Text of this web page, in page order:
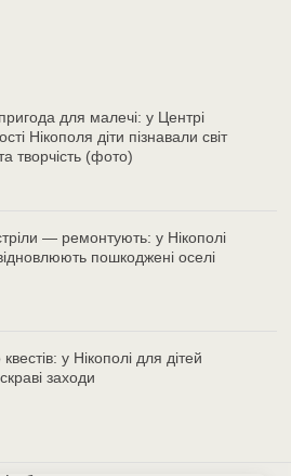
для малечі: у Центрі
Нікополя діти пізнавали світ
творчість (фото)
— ремонтують: у Нікополі
пошкоджені оселі
квестів: у Нікополі для дітей
заходи